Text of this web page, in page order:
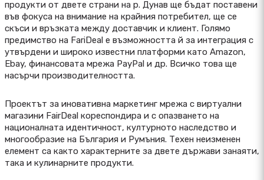
продукти от двете страни на р. Дунав ще бъдат поставени
във фокуса на внимание на крайния потребител, ще се
скъси и връзката между доставчик и клиент. Голямо
предимство на FariDeal е възможността й за интеграция с
утвърдени и широко известни платформи като Amazon,
Ebay, финансовата мрежа PayPal и др. Всичко това ще
насърчи производителността.
Проектът за иновативна маркетинг мрежа с виртуални
магазини FairDeal кореспондира и с опазването на
националната идентичност, културното наследство и
многообразие на България и Румъния. Техен неизменен
елемент са както характерните за двете държави занаяти,
така и кулинарните продукти.